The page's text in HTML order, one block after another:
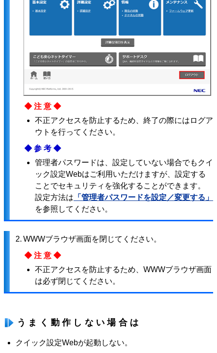
◆注意◆
不正アクセスを防止するため、終了の際にはログア
ウトを行ってください。
◆参考◆
管理者パスワードは、設定していない場合でもクイ
ック設定Webはご利用いただけますが、設定する
ことでセキュリティを強化することができます。
設定方法は 「管理者パスワードを設定／変更する」
を参照してください。
2. WWWブラウザ画面を閉じてください。
◆注意◆
不正アクセスを防止するため、WWWブラウザ画面
は必ず閉じてください。
うまく動作しない場合は
クイック設定Webが起動しない。